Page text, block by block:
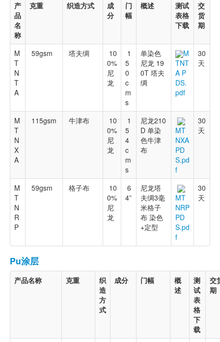
产
品
名
称
克重 织造方式
成
分
门
幅
概述
测试
表格
下载
交
货
期
M
T
N
T
A
59gsm 塔夫绸
10
0%
尼
龙
1
5
0
c
m
s
单染色
尼龙 19
0T 塔夫
绸
M
TNT
A P
DS.
pdf
30
天
M
T
N
X
A
115gsm 牛津布
10
0%
尼
龙
1
5
4
c
m
s
尼龙210
D 单染
色牛津
布
MT
NXA
PD
S.pd
f
30
天
M
T
N
R
P
59gsm 格子布
10
0%
尼
龙
6
4”
尼龙塔
夫绸3毫
米格子
布 染色
+定型
MT
NRP
PD
S.pd
f
30
天
Pu涂层
产品名称 克重
织
造
方
式
成分 门幅
概
述
测
试
表
格
下
载
交
期